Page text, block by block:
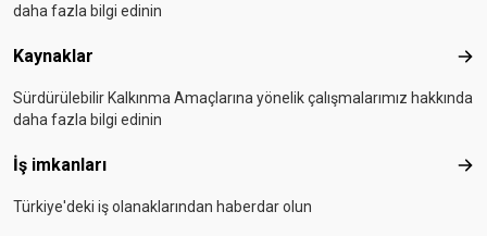
daha fazla bilgi edinin
Kaynaklar
Sürdürülebilir Kalkınma Amaçlarına yönelik çalışmalarımız hakkında
daha fazla bilgi edinin
İş imkanları İş
Türkiye'deki iş olanaklarından haberdar olun